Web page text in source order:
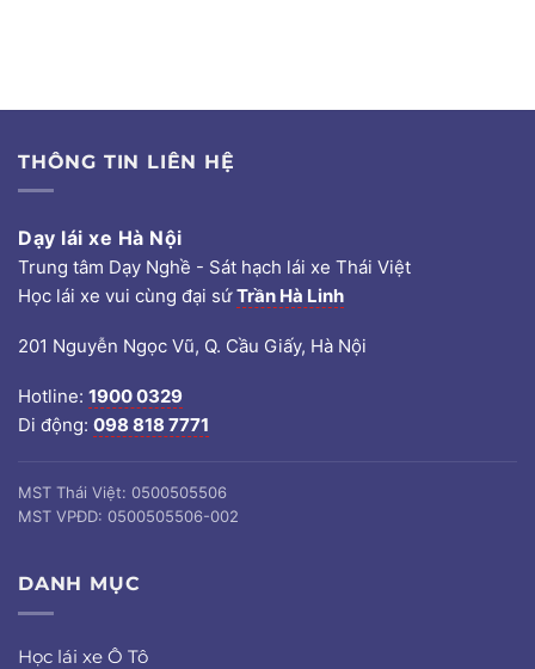
THÔNG TIN LIÊN HỆ
Dạy lái xe Hà Nội
Trung tâm Dạy Nghề - Sát hạch lái xe Thái Việt
Học lái xe vui cùng đại sứTrần Hà Linh
201 Nguyễn Ngọc Vũ, Q. Cầu Giấy, Hà Nội
Hotline: 1900 0329
Di động: 098 818 7771
MST Thái Việt: 0500505506
MST VPĐD: 0500505506-002
DANH MỤC
Học lái xe Ô Tô